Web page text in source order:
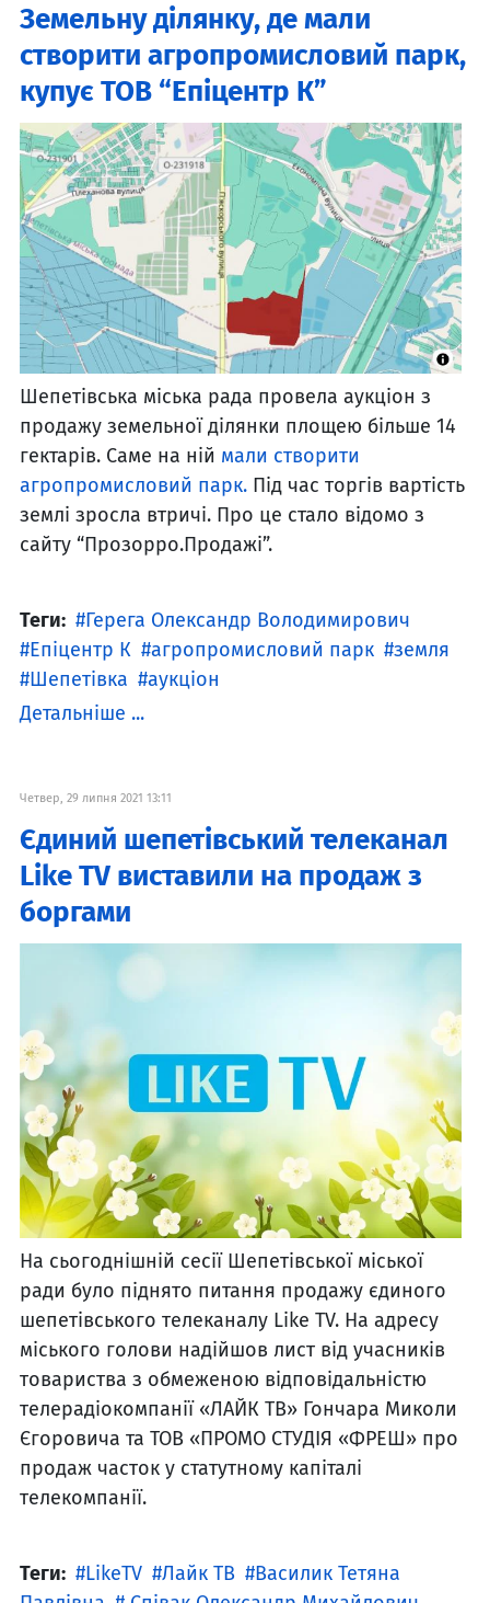
Земельну ділянку, де мали
створити агропромисловий парк,
купує ТОВ “Епіцентр К”
Шепетівська міська рада провела аукціон з
продажу земельної ділянки площею більше 14
гектарів. Саме на ній мали створити
агропромисловий парк. Під час торгів вартість
землі зросла втричі. Про це стало відомо з
сайту “Прозорро.Продажі”.
Теги:
Герега Олександр Володимирович
Епіцентр К
агропромисловий парк
земля
Шепетівка
аукціон
Детальніше ...
Четвер, 29 липня 2021 13:11
Єдиний шепетівський телеканал
Like TV виставили на продаж з
боргами
На сьогоднішній сесії Шепетівської міської
ради було піднято питання продажу єдиного
шепетівського телеканалу Like TV. На адресу
міського голови надійшов лист від учасників
товариства з обмеженою відповідальністю
телерадіокомпанії «ЛАЙК ТВ» Гончара Миколи
Єгоровича та ТОВ «ПРОМО СТУДІЯ «ФРЕШ» про
продаж часток у статутному капіталі
телекомпанії.
Теги: LikeTV Лайк ТВ
Василик Тетяна